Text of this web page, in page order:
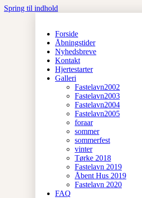
Spring til indhold
Forside
Åbningstider
Nyhedsbreve
Kontakt
Hjertestarter
Galleri
Fastelavn2002
Fastelavn2003
Fastelavn2004
Fastelavn2005
foraar
sommer
sommerfest
vinter
Tørke 2018
Fastelavn 2019
Åbent Hus 2019
Fastelavn 2020
FAQ